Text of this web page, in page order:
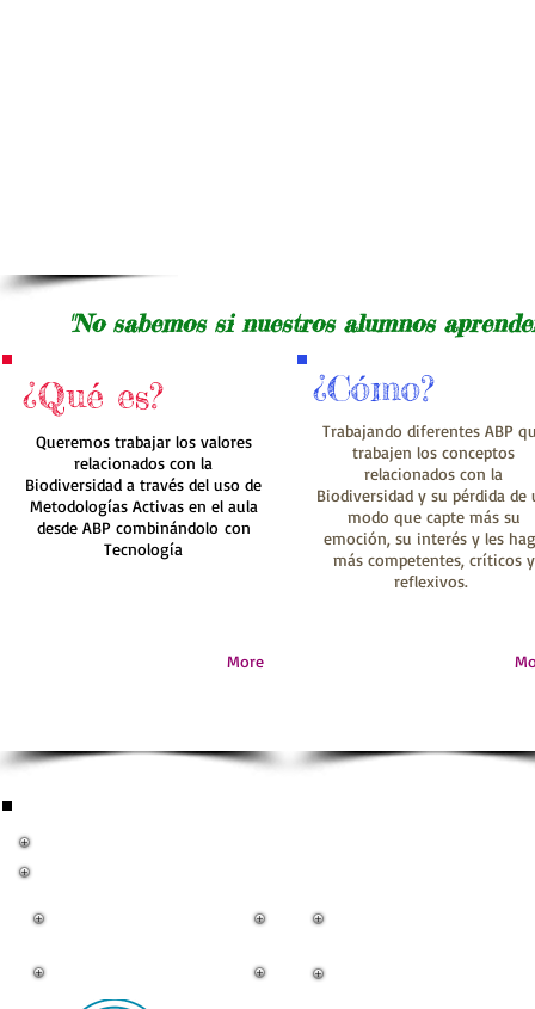
"No sabemos si nuestros alumnos
¿Qué es?
Queremos trabajar los valores
relacionados con la
Biodiversidad a través del uso de
Metodologías Activas en el aula
desde ABP combinándolo con
Tecnología
More
¿Cómo?
Trabajando diferentes ABP
trabajen los conceptos
relacionados con la
Biodiversidad y su pérdida de
modo que capte más su
emoción, su interés y les
más competentes, críticos y
reflexivos.